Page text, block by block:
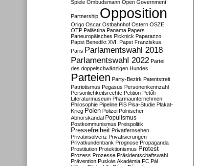
Spiele Ombudsmann Open Government
Partnership Opposition
Origo Oscar Ostbahnhof Ostern OSZE
OTP Palästina Panama Papers
Paneuropäisches Picknick Paparazzo
Papst Benedikt XVI. Papst Franziskus
Paris Parlamentswahl 2018
Parlamentswahl 2022 Partei
des doppelschwänzigen Hundes
Parteien Party-Bezirk Patentstreit
Patriotismus Pegasus Personenkennzahl
Persönlichkeitsrechte Petition Petőfi-
Literaturmuseum Pharmaunternehmen
Philosophie Pipeline PiS Pisa-Studie Plakat-
Krieg Polen Polizei Polnischer
Abhörskandal Populismus
Postkommunismus Preispolitik
Pressefreiheit Privatfernsehen
Privatinsolvenz Privatisierungen
Privatkundenbank Prognose Propaganda
Prostitution Protektionismus Protest
Prozess Prozesse Präsidentschaftswahl
Prävention Puskás Akadémia FC Pál